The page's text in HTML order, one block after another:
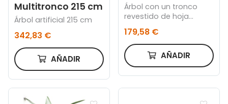
Multitronco 215 cm
Árbol artificial 215 cm
342,83 €
AÑADIR
Árbol con un tronco
revestido de hoja
natural 185 cm
179,58 €
AÑADIR